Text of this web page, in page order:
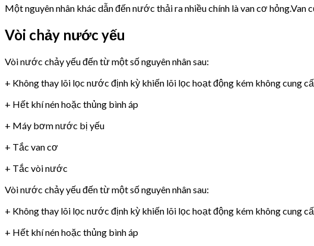
Một nguyên nhân khác dẫn đến nước thải ra nhiều chính là van cơ
Vòi chảy nước yếu
Vòi nước chảy yếu đến từ một số nguyên nhân sau:
+ Không thay lõi lọc nước định kỳ khiến lõi lọc hoạt động kém không cung
+ Hết khí nén hoặc thủng bình áp
+ Máy bơm nước bị yếu
+ Tắc van cơ
+ Tắc vòi nước
Vòi nước chảy yếu đến từ một số nguyên nhân sau:
+ Không thay lõi lọc nước định kỳ khiến lõi lọc hoạt động kém không cung
+ Hết khí nén hoặc thủng bình áp